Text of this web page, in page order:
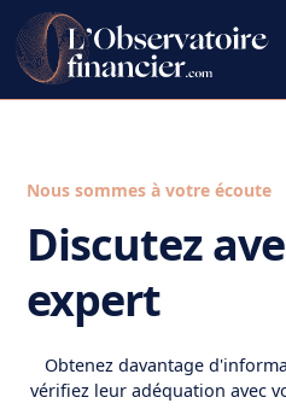
Nous sommes à votre écoute
Discutez
expert
Obtenez davantage
vérifiez leur adéquation avec